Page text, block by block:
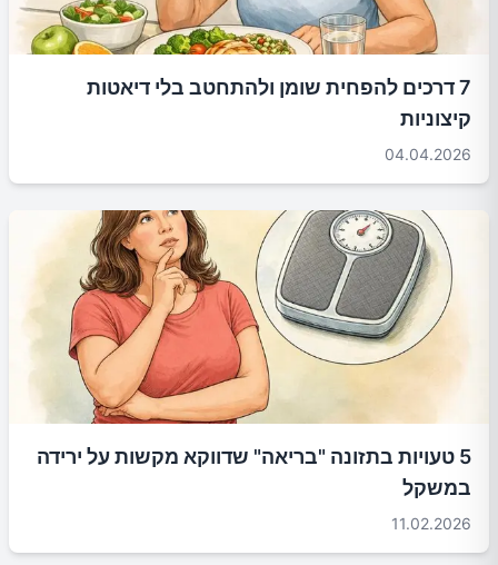
7 דרכים להפחית שומן ולהתחטב בלי דיאטות
קיצוניות
04.04.2026
5 טעויות בתזונה "בריאה" שדווקא מקשות על ירידה
במשקל
11.02.2026